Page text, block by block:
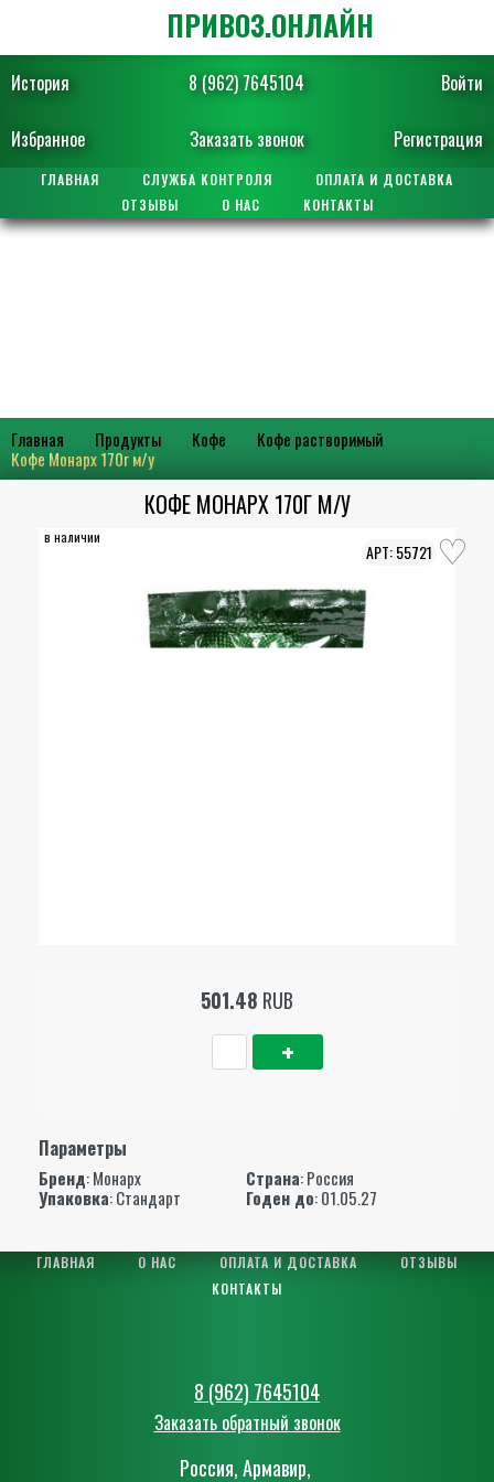
История 8 (962) 7645104 Войти
Избранное Заказать звонок Регистрация
ПРИВОЗ.ОНЛАЙН
ГЛАВНАЯ СЛУЖБА КОНТРОЛЯ
ОПЛАТА И ДОСТАВКА
ОТЗЫВЫ
О НАС КОНТАКТЫ
Главная Продукты Кофе
Кофе растворимый
Кофе Монарх 170г м/у
КОФЕ МОНАРХ 170Г М/У
в наличии
55721
501.48 RUB
Параметры
Бренд:Монарх Страна: Россия
Упаковка: Стандарт Годен до: 01.05.27
ГЛАВНАЯ О НАС ОПЛАТА И ДОСТАВКА
ОТЗЫВЫ
КОНТАКТЫ
8 (962) 7645104
Заказать обратный звонок
Россия, Армавир,